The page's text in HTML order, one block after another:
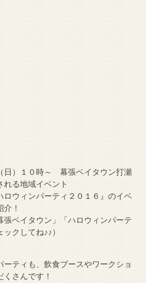
日）１０時～ 幕張ベイタウン打瀬
れる地域イベント
ロウィンパーティ２０１６』のイベ
！
張ベイタウン」「ハロウィンパーテ
クしてね♪♪）
ーティも、飲食ブースやワークショ
さんです！